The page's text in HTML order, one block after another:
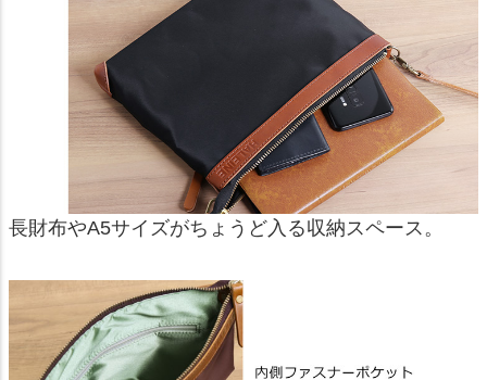
長財布やA5サイズがちょうど入る収納スペース。